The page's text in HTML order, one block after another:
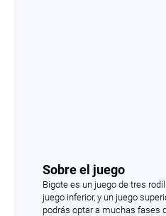
Sobre el juego
Bigote es un juego de tres
juego inferior, y un juego
podrás optar a muchas fases